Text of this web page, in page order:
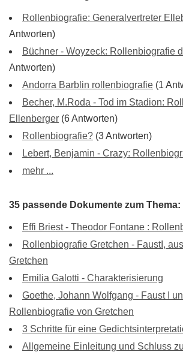
Rollenbiografie: Generalvertreter
Antworten)
Büchner - Woyzeck: Rollenbiografie
Antworten)
Andorra Barblin rollenbiografie (1
Becher, M.Roda - Tod im Stadion:
Ellenberger (6 Antworten)
Rollenbiografie? (3 Antworten)
Lebert, Benjamin - Crazy:
mehr ...
35 passende Dokumente zum Thema:
Effi Briest - Theodor Fontane :
Rollenbiografie Gretchen - FaustI,
Gretchen
Emilia Galotti - Charakterisierung
Goethe, Johann Wolfgang - Faust I
Rollenbiografie von Gretchen
3 Schritte für eine
Allgemeine Einleitung und Schluss